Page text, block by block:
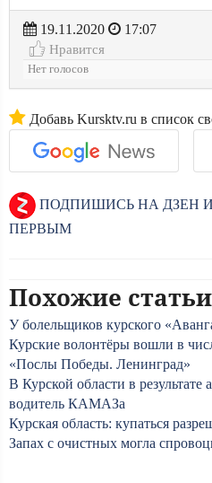
19.11.2020
17:07
Нравится
Нет голосов
Добавь Kursktv.ru в список
ПОДПИШИСЬ НА ДЗЕН
ПЕРВЫМ
Похожие статьи
У болельщиков курского
Курские волонтёры вошли в
«Послы Победы. Ленинград»
В Курской области в результате
водитель КАМАЗа
Курская область: купаться
Запах с очистных могла